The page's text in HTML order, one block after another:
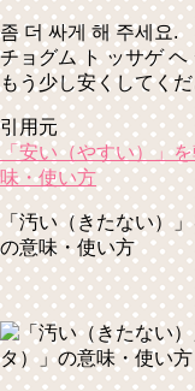
좀 더 싸게 해 주세요.
チョグム ト ッサゲ ヘ
もう少し安くしてくだ
引用元
「安い（やすい）」
味・使い方
「汚い（きたない）
の意味・使い方